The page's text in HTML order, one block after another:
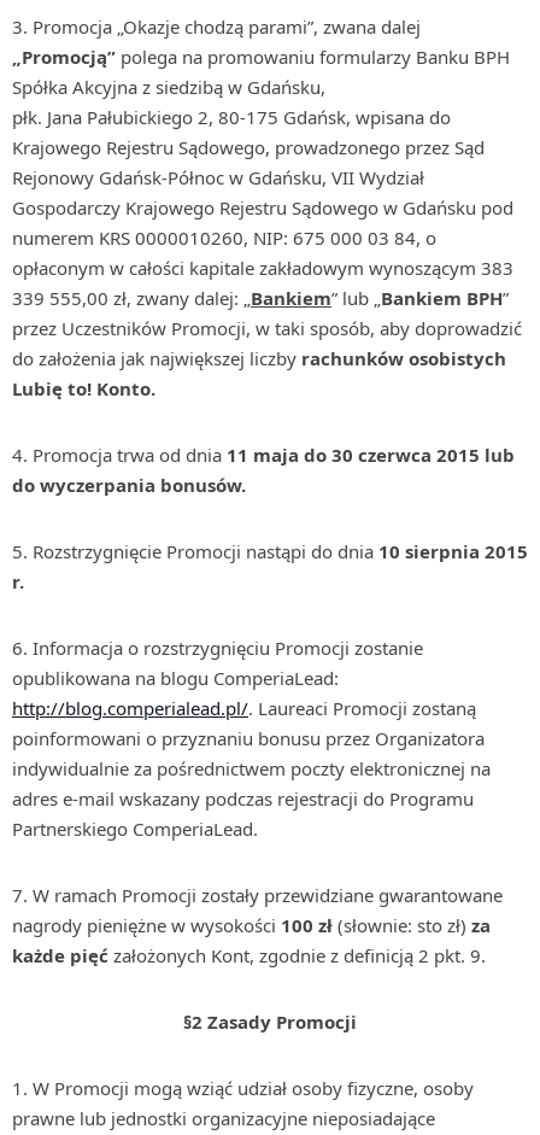
3. Promocja „Okazje chodzą parami”, zwana dalej
„Promocją” polega na promowaniu formularzy Banku BPH
Spółka Akcyjna z siedzibą w Gdańsku,
płk. Jana Pałubickiego 2, 80-175 Gdańsk, wpisana do
Krajowego Rejestru Sądowego, prowadzonego przez Sąd
Rejonowy Gdańsk-Północ w Gdańsku, VII Wydział
Gospodarczy Krajowego Rejestru Sądowego w Gdańsku pod
numerem KRS 0000010260, NIP: 675 000 03 84, o
opłaconym w całości kapitale zakładowym wynoszącym 383
339 555,00 zł, zwany dalej: „Bankiem” lub „Bankiem BPH”
przez Uczestników Promocji, w taki sposób, aby doprowadzić
do założenia jak największej liczby rachunków osobistych
Lubię to! Konto.
4. Promocja trwa od dnia 11 maja do 30 czerwca 2015 lub
do wyczerpania bonusów.
5. Rozstrzygnięcie Promocji nastąpi do dnia 10 sierpnia 2015
r.
6. Informacja o rozstrzygnięciu Promocji zostanie
opublikowana na blogu ComperiaLead:
http://blog.comperialead.pl/. Laureaci Promocji zostaną
poinformowani o przyznaniu bonusu przez Organizatora
indywidualnie za pośrednictwem poczty elektronicznej na
adres e-mail wskazany podczas rejestracji do Programu
Partnerskiego ComperiaLead.
7. W ramach Promocji zostały przewidziane gwarantowane
nagrody pieniężne w wysokości 100 zł (słownie: sto zł) za
każde pięć założonych Kont, zgodnie z definicją 2 pkt. 9.
§2 Zasady Promocji
1. W Promocji mogą wziąć udział osoby fizyczne, osoby
prawne lub jednostki organizacyjne nieposiadające